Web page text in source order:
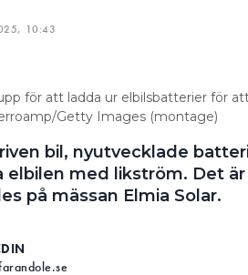
10:43
för att ladda ur elbilsbatterier för
Getty Images (montage)
bil, nyutvecklade
med likström. Det
på mässan Elmia Solar.